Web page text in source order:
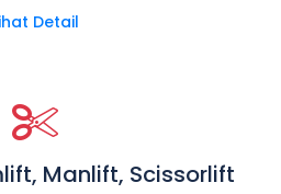
Detail
Manlift, Scissorlift